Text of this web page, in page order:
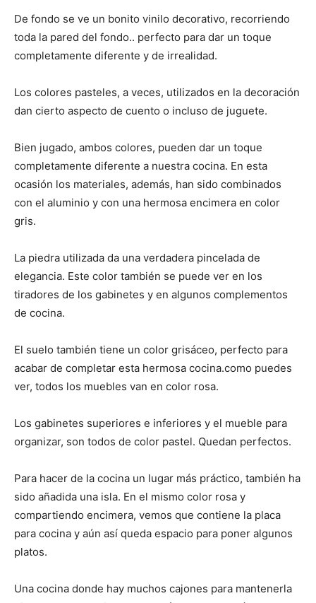
De fondo se ve un bonito vinilo decorativo, recorriendo
toda la pared del fondo.. perfecto para dar un toque
completamente diferente y de irrealidad.
Los colores pasteles, a veces, utilizados en la decoración
dan cierto aspecto de cuento o incluso de juguete.
Bien jugado, ambos colores, pueden dar un toque
completamente diferente a nuestra cocina. En esta
ocasión los materiales, además, han sido combinados
con el aluminio y con una hermosa encimera en color
gris.
La piedra utilizada da una verdadera pincelada de
elegancia. Este color también se puede ver en los
tiradores de los gabinetes y en algunos complementos
de cocina.
El suelo también tiene un color grisáceo, perfecto para
acabar de completar esta hermosa cocina.como puedes
ver, todos los muebles van en color rosa.
Los gabinetes superiores e inferiores y el mueble para
organizar, son todos de color pastel. Quedan perfectos.
Para hacer de la cocina un lugar más práctico, también ha
sido añadida una isla. En el mismo color rosa y
compartiendo encimera, vemos que contiene la placa
para cocina y aún así queda espacio para poner algunos
platos.
Una cocina donde hay muchos cajones para mantenerla